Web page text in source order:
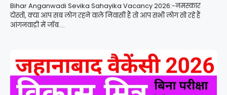
Bihar Anganwadi Sevika Sahayika Vacancy 2026:-नमस्कार
दोस्तों, क्या आप सब लोग रहने वाले निवासी हैं तो आप सभी लोग सो रहे हैं
आंगनवाड़ी में जॉब....